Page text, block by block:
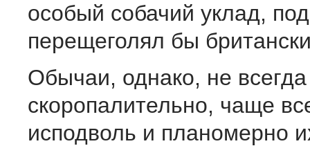
особый собачий уклад,
перещеголял бы
Обычаи, однако, не
скоропалительно, чаще
исподволь и планомерно